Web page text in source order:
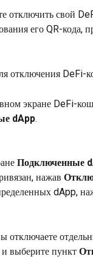
отключить свой
его QR-кода,
отключения DeFi-
экране DeFi-
dApp.
Подключенные
нажав
dApp,
отключаете
выберите пункт